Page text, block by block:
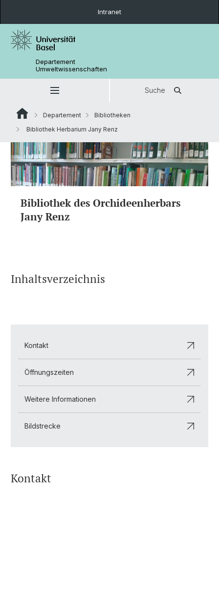
Intranet
Departement
Umweltwissenschaften
Suche
Departement
Bibliotheken
Bibliothek Herbarium Jany Renz
Bibliothek des Orchideenherbars
Jany Renz
Inhaltsverzeichnis
Kontakt
Öffnungszeiten
Weitere Informationen
Bildstrecke
Kontakt